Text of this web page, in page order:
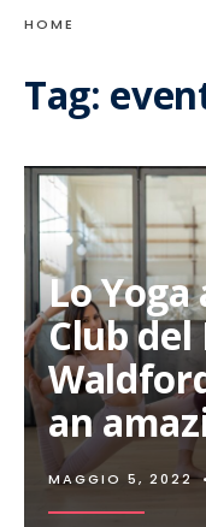
HOME
Tag:
Lo Yoga
Club del
an
MAGGIO 5, 2022